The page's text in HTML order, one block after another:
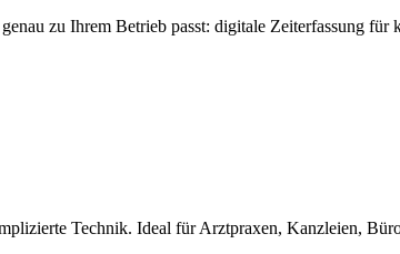
zu Ihrem Betrieb passt: digitale Zeiterfassung für
Technik. Ideal für Arztpraxen, Kanzleien,